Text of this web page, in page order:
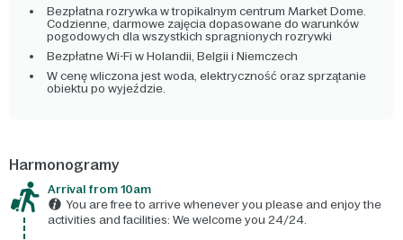
Bezpłatna rozrywka w tropikalnym centrum Market Dome.
Codzienne, darmowe zajęcia dopasowane do warunków
pogodowych dla wszystkich spragnionych rozrywki
Bezpłatne Wi-Fi w Holandii, Belgii i Niemczech
W cenę wliczona jest woda, elektryczność oraz sprzątanie
obiektu po wyjeździe.
Harmonogramy
Arrival from 10am
You are free to arrive whenever you please and enjoy the
activities and facilities: We welcome you 24/24.